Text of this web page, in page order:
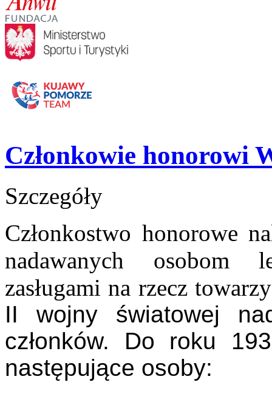
Członkowie honorowi
Szczegóły
Członkostwo honorowe
nadawanych osobom
zasługami na rzecz
II wojny światowej
członków. Do roku
następujące osoby: